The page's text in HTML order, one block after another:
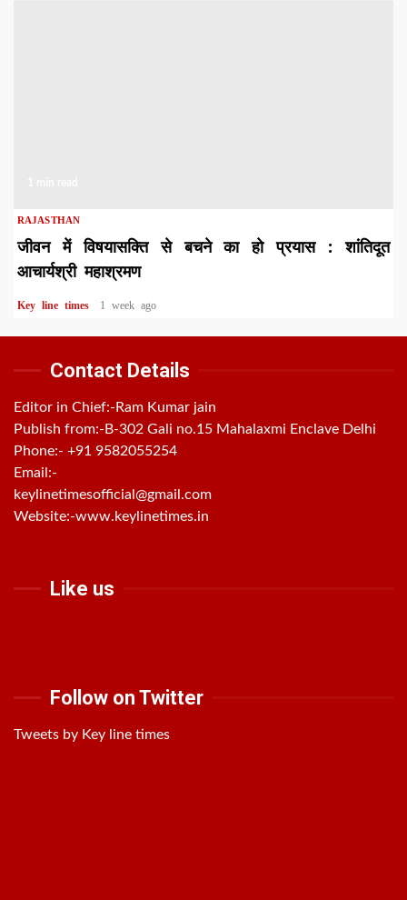
RAJASTHAN
जीवन में विषयासक्ति से बचने का हो प्रयास : शांतिदूत
आचार्यश्री महाश्रमण
Key line times 1 week ago
Contact Details
Editor in Chief:-Ram Kumar jain
Publish from:- B-302 Gali no.15 Mahalaxmi Enclave Delhi
Phone:- +91 9582055254
Email:-
keylinetimesofficial@gmail.com
Website:-www.keylinetimes.in
Like us
Follow on Twitter
Tweets by Key line times